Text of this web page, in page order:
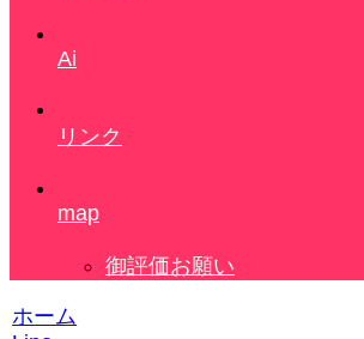
Ai
リンク
map
御評価お願い
ホーム